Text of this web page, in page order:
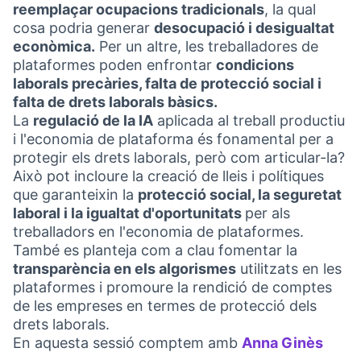
reemplaçar ocupacions tradicionals, la qual
cosa podria generar desocupació i desigualtat
econòmica. Per un altre, les treballadores de
plataformes poden enfrontar condicions
laborals precàries, falta de protecció social i
falta de drets laborals bàsics.
La regulació de la IA aplicada al treball productiu
i l'economia de plataforma és fonamental per a
protegir els drets laborals, però com articular-la?
Això pot incloure la creació de lleis i polítiques
que garanteixin la protecció social, la seguretat
laboral i la igualtat d'oportunitats per als
treballadors en l'economia de plataformes.
També es planteja com a clau fomentar la
transparència en els algorismes utilitzats en les
plataformes i promoure la rendició de comptes
de les empreses en termes de protecció dels
drets laborals.
En aquesta sessió comptem amb Anna Ginès